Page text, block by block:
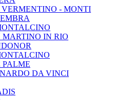
- MONTI
IN RIO
PALME
DA VINCI